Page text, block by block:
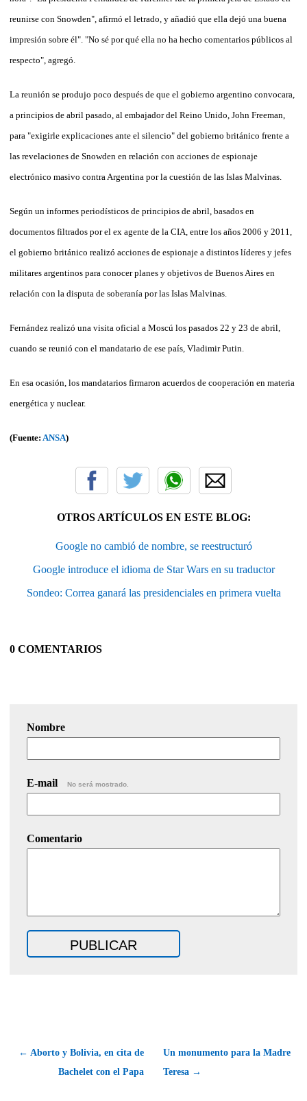
reunirse con Snowden", afirmó el letrado, y añadió que ella dejó una buena
impresión sobre él". "No sé por qué ella no ha hecho comentarios públicos al
respecto", agregó.
La reunión se produjo poco después de que el gobierno argentino convocara,
a principios de abril pasado, al embajador del Reino Unido, John Freeman,
para "exigirle explicaciones ante el silencio" del gobierno británico frente a
las revelaciones de Snowden en relación con acciones de espionaje
electrónico masivo contra Argentina por la cuestión de las Islas Malvinas.
Según un informes periodísticos de principios de abril, basados en
documentos filtrados por el ex agente de la CIA, entre los años 2006 y 2011,
el gobierno británico realizó acciones de espionaje a distintos líderes y jefes
militares argentinos para conocer planes y objetivos de Buenos Aires en
relación con la disputa de soberanía por las Islas Malvinas.
Fernández realizó una visita oficial a Moscú los pasados 22 y 23 de abril,
cuando se reunió con el mandatario de ese país, Vladimir Putin.
En esa ocasión, los mandatarios firmaron acuerdos de cooperación en materia
energética y nuclear.
(Fuente: ANSA)
OTROS ARTÍCULOS EN ESTE BLOG:
Google no cambió de nombre, se reestructuró
Google introduce el idioma de Star Wars en su traductor
Sondeo: Correa ganará las presidenciales en primera vuelta
0 COMENTARIOS
Nombre
E-mail No será mostrado.
Comentario
← Aborto y Bolivia, en cita de
Bachelet con el Papa
Un monumento para la Madre
Teresa →